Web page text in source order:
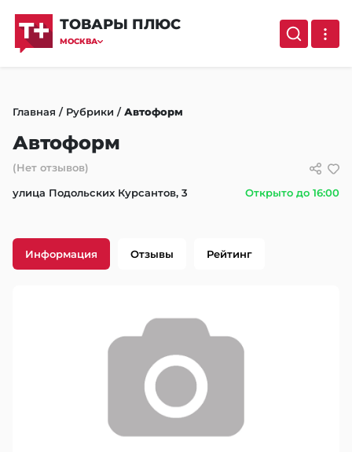
ТОВАРЫ ПЛЮС
МОСКВА
Главная / Рубрики /Автоформ
Автоформ
(Нет отзывов)
улица Подольских Курсантов, 3
Открыто до 16:00
Информация Отзывы Рейтинг